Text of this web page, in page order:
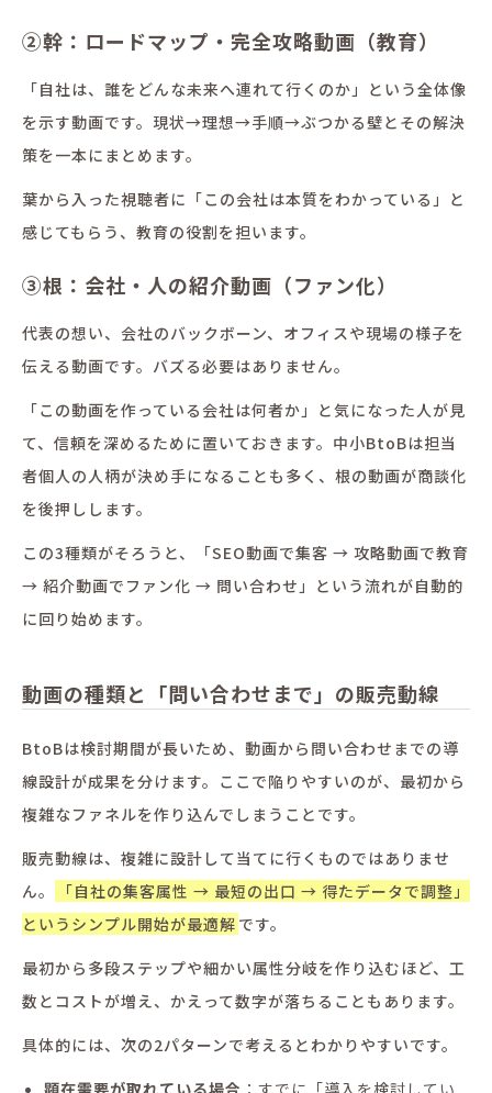
②幹：ロードマップ・完全攻略動画（教育）
「自社は、誰をどんな未来へ連れて行くのか」という全体像
を示す動画です。現状→理想→手順→ぶつかる壁とその解決
策を一本にまとめます。
葉から入った視聴者に「この会社は本質をわかっている」と
感じてもらう、教育の役割を担います。
③根：会社・人の紹介動画（ファン化）
代表の想い、会社のバックボーン、オフィスや現場の様子を
伝える動画です。バズる必要はありません。
「この動画を作っている会社は何者か」と気になった人が見
て、信頼を深めるために置いておきます。中小BtoBは担当
者個人の人柄が決め手になることも多く、根の動画が商談化
を後押しします。
この3種類がそろうと、「SEO動画で集客 → 攻略動画で教育
→ 紹介動画でファン化 → 問い合わせ」という流れが自動的
に回り始めます。
動画の種類と「問い合わせまで」の販売動線
BtoBは検討期間が長いため、動画から問い合わせまでの導
線設計が成果を分けます。ここで陥りやすいのが、最初から
複雑なファネルを作り込んでしまうことです。
販売動線は、複雑に設計して当てに行くものではありませ
ん。
「自社の集客属性 → 最短の出口 → 得たデータで調整」
というシンプル開始が最適解 です。
最初から多段ステップや細かい属性分岐を作り込むほど、工
数とコストが増え、かえって数字が落ちることもあります。
具体的には、次の2パターンで考えるとわかりやすいです。
顕在需要が取れている場合 ：すでに「導入を検討してい